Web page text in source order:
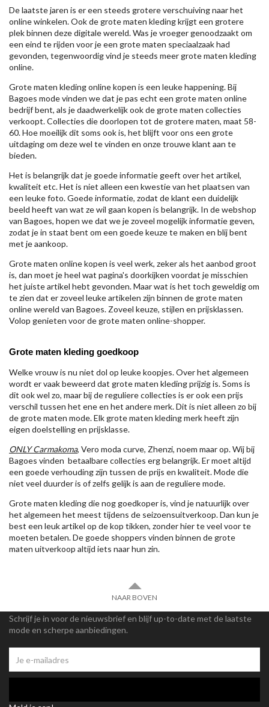
De laatste jaren is er een steeds grotere verschuiving naar het
online winkelen. Ook de grote maten kleding krijgt een grotere
plek binnen deze digitale wereld. Was je vroeger genoodzaakt om
een eind te rijden voor je een grote maten speciaalzaak had
gevonden, tegenwoordig vind je steeds meer grote maten kleding
online.
Grote maten kleding online kopen is een leuke happening. Bij
Bagoes mode vinden we dat je pas echt een grote maten online
bedrijf bent, als je daadwerkelijk ook de grote maten collecties
verkoopt. Collecties die doorlopen tot de grotere maten, maat 58-
60. Hoe moeilijk dit soms ook is, het blijft voor ons een grote
uitdaging om deze wel te vinden en onze trouwe klant aan te
bieden.
Het is belangrijk dat je goede informatie geeft over het artikel,
kwaliteit etc. Het is niet alleen een kwestie van het plaatsen van
een leuke foto. Goede informatie, zodat de klant een duidelijk
beeld heeft van wat ze wil gaan kopen is belangrijk. In de webshop
van Bagoes, hopen we dat we je zoveel mogelijk informatie geven,
zodat je in staat bent om een goede keuze te maken en blij bent
met je aankoop.
Grote maten online kopen is veel werk, zeker als het aanbod groot
is, dan moet je heel wat pagina's doorkijken voordat je misschien
het juiste artikel hebt gevonden. Maar wat is het toch geweldig om
te zien dat er zoveel leuke artikelen zijn binnen de grote maten
online wereld van Bagoes. Zoveel keuze, stijlen en prijsklassen.
Volop genieten voor de grote maten online-shopper.
Grote maten kleding goedkoop
Welke vrouw is nu niet dol op leuke koopjes. Over het algemeen
wordt er vaak beweerd dat grote maten kleding prijzig is. Soms is
dit ook wel zo, maar bij de reguliere collecties is er ook een prijs
verschil tussen het ene en het andere merk. Dit is niet alleen zo bij
de grote maten mode. Elk grote maten kleding merk heeft zijn
eigen doelstelling en prijsklasse.
ONLY Carmakoma, Vero moda curve, Zhenzi, noem maar op. Wij bij
Bagoes vinden betaalbare collecties erg belangrijk. Er moet altijd
een goede verhouding zijn tussen de prijs en kwaliteit. Mode die
niet veel duurder is of zelfs gelijk is aan de reguliere mode.
Grote maten kleding die nog goedkoper is, vind je natuurlijk over
het algemeen het meest tijdens de seizoensuitverkoop. Dan kun je
best een leuk artikel op de kop tikken, zonder hier te veel voor te
moeten betalen. De goede shoppers vinden binnen de grote
maten uitverkoop altijd iets naar hun zin.
NAAR BOVEN
Schrijf je in voor de nieuwsbrief en blijf up-to-date met de laatste
mode en scherpe aanbiedingen.